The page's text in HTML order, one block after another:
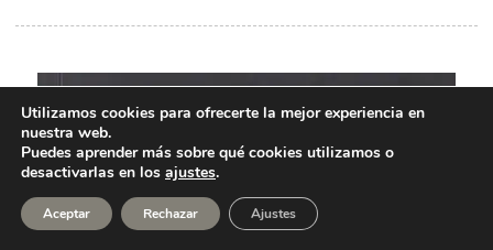
Utilizamos cookies para ofrecerte la mejor experiencia en
nuestra web.
Puedes aprender más sobre qué cookies utilizamos o
desactivarlas en los ajustes.
Aceptar Rechazar Ajustes